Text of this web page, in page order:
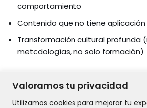
Valoramos tu privacidad
Utilizamos cookies para mejorar tu
comportamiento
Contenido que no tiene
Transformación cultural profunda
metodologías, no solo formación)
aplicable